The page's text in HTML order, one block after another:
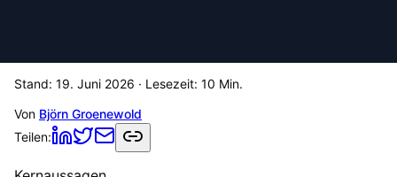
Stand: 19. Juni 2026 · Lesezeit: 10 Min.
Von Björn Groenewold
Teilen: